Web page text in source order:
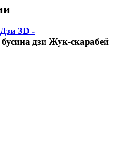
Дзи 3D -
дзи Жук-скарабей